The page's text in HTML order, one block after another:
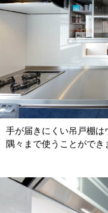
手が届きにくい吊戸棚は
隅々まで使うことができ